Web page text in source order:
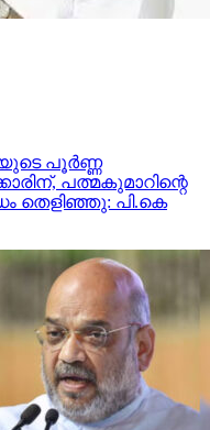
പൂര്‍ണ്ണ
പത്മകുമാറിന്റെ
തെളിഞ്ഞു: പി.കെ